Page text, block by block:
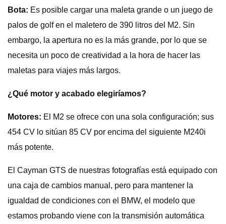
Bota: Es posible cargar una maleta grande o un juego de
palos de golf en el maletero de 390 litros del M2. Sin
embargo, la apertura no es la más grande, por lo que se
necesita un poco de creatividad a la hora de hacer las
maletas para viajes más largos.
¿Qué motor y acabado elegiríamos?
Motores: El M2 se ofrece con una sola configuración; sus
454 CV lo sitúan 85 CV por encima del siguiente M240i
más potente.
El Cayman GTS de nuestras fotografías está equipado con
una caja de cambios manual, pero para mantener la
igualdad de condiciones con el BMW, el modelo que
estamos probando viene con la transmisión automática